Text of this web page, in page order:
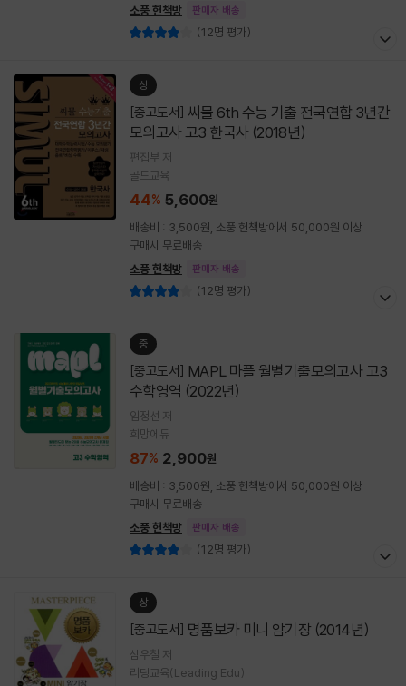
소풍 헌책방 판매자 배송
(12명 평가)
상
[중고도서]
모의고사 고3 한국사 (2018년)
편집부 저
골드교육
44% 5,600원
배송비 : 3,500원, 소풍 헌책방에서 50,000원 이상
구매시 무료배송
소풍 헌책방
판매자 배송
(12명 평가)
중
[중고도서]
수학영역 (2022년)
임정선 저
희망에듀
87% 2,900원
배송비 : 3,500원, 소풍 헌책방에서 50,000원 이상
구매시 무료배송
소풍 헌책방
판매자 배송
(12명 평가)
상
[중고도서] 명품보카 미니 암기장 (2014년)
심우철 저
리딩교육(Leading Edu)